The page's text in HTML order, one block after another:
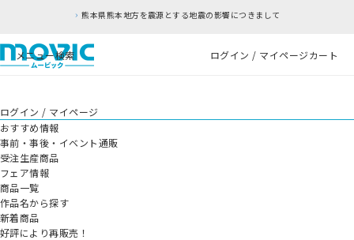
熊本県熊本地方を震源とする地震の影響につきまして
メニュー検索 ログイン / マイページカート
ログイン / マイページ
おすすめ情報
事前・事後・イベント通販
受注生産商品
フェア情報
商品一覧
作品名から探す
新着商品
好評により再販売！